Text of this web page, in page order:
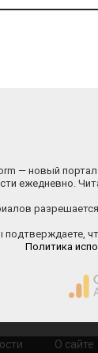
— новый
ежедневно.
Политика
О сайте